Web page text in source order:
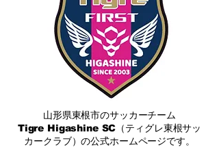
​山形県東根市のサッカーチーム
Tigre Higashine SC（ティグレ東根サッ
カークラブ）の公式ホームページです。